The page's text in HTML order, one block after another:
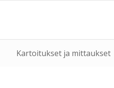
Kartoitukset ja mittaukset